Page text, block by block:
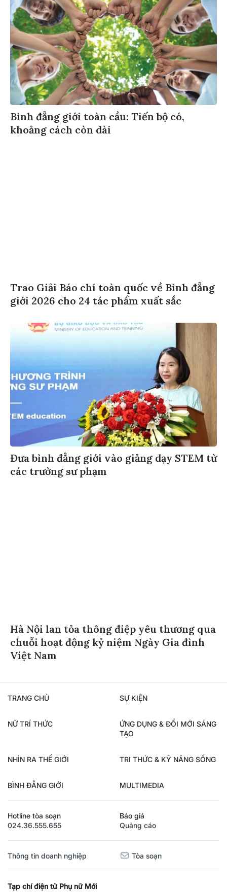
Bình đẳng giới toàn cầu: Tiến bộ có,
khoảng cách còn dài
Trao Giải Báo chí toàn quốc về Bình đẳng
giới 2026 cho 24 tác phẩm xuất sắc
Đưa bình đẳng giới vào giảng dạy STEM từ
các trường sư phạm
Hà Nội lan tỏa thông điệp yêu thương qua
chuỗi hoạt động kỷ niệm Ngày Gia đình
Việt Nam
TRANG CHỦ SỰ KIỆN
NỮ TRÍ THỨC
ỨNG DỤNG & ĐỔI MỚI SÁNG
TẠO
NHÌN RA THẾ GIỚI TRI THỨC & KỸ NĂNG SỐNG
BÌNH ĐẲNG GIỚI MULTIMEDIA
Hotline tòa soạn
024.36.555.655
Báo giá
Quảng cáo
Thông tin doanh nghiệp Tòa soạn
Tạp chí điện tử Phụ nữ Mới